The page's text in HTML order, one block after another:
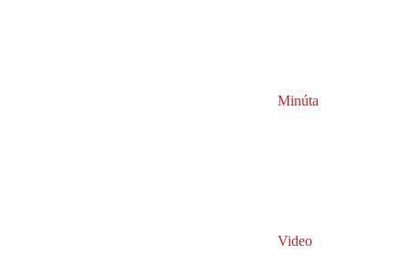
Minúta
Video